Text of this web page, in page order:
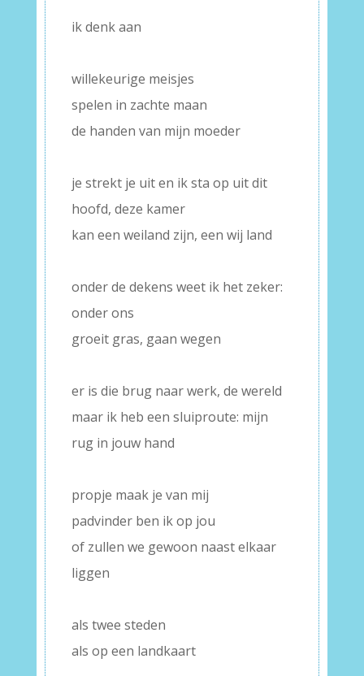
ik denk aan
willekeurige meisjes
spelen in zachte maan
de handen van mijn moeder
je strekt je uit en ik sta op uit dit
hoofd, deze kamer
kan een weiland zijn, een wij land
onder de dekens weet ik het zeker:
onder ons
groeit gras, gaan wegen
er is die brug naar werk, de wereld
maar ik heb een sluiproute: mijn
rug in jouw hand
propje maak je van mij
padvinder ben ik op jou
of zullen we gewoon naast elkaar
liggen
als twee steden
als op een landkaart